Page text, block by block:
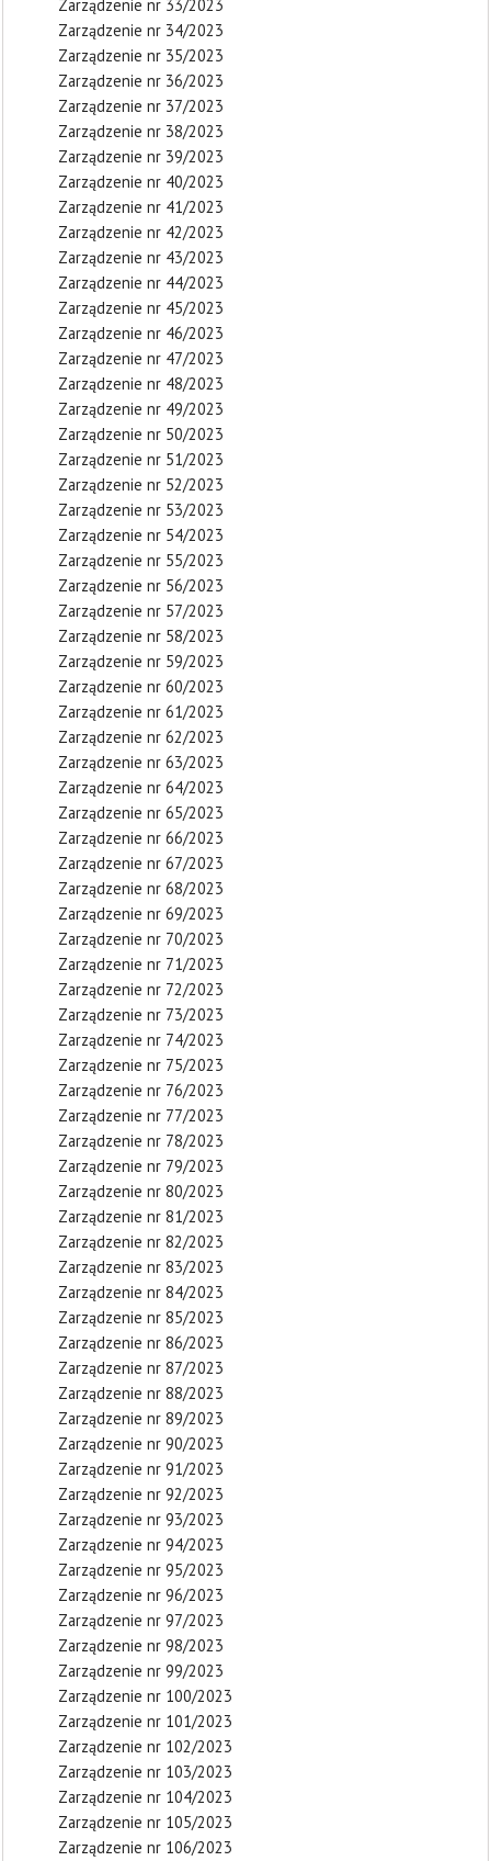
Zarządzenie nr 33/2023
Zarządzenie nr 34/2023
Zarządzenie nr 35/2023
Zarządzenie nr 36/2023
Zarządzenie nr 37/2023
Zarządzenie nr 38/2023
Zarządzenie nr 39/2023
Zarządzenie nr 40/2023
Zarządzenie nr 41/2023
Zarządzenie nr 42/2023
Zarządzenie nr 43/2023
Zarządzenie nr 44/2023
Zarządzenie nr 45/2023
Zarządzenie nr 46/2023
Zarządzenie nr 47/2023
Zarządzenie nr 48/2023
Zarządzenie nr 49/2023
Zarządzenie nr 50/2023
Zarządzenie nr 51/2023
Zarządzenie nr 52/2023
Zarządzenie nr 53/2023
Zarządzenie nr 54/2023
Zarządzenie nr 55/2023
Zarządzenie nr 56/2023
Zarządzenie nr 57/2023
Zarządzenie nr 58/2023
Zarządzenie nr 59/2023
Zarządzenie nr 60/2023
Zarządzenie nr 61/2023
Zarządzenie nr 62/2023
Zarządzenie nr 63/2023
Zarządzenie nr 64/2023
Zarządzenie nr 65/2023
Zarządzenie nr 66/2023
Zarządzenie nr 67/2023
Zarządzenie nr 68/2023
Zarządzenie nr 69/2023
Zarządzenie nr 70/2023
Zarządzenie nr 71/2023
Zarządzenie nr 72/2023
Zarządzenie nr 73/2023
Zarządzenie nr 74/2023
Zarządzenie nr 75/2023
Zarządzenie nr 76/2023
Zarządzenie nr 77/2023
Zarządzenie nr 78/2023
Zarządzenie nr 79/2023
Zarządzenie nr 80/2023
Zarządzenie nr 81/2023
Zarządzenie nr 82/2023
Zarządzenie nr 83/2023
Zarządzenie nr 84/2023
Zarządzenie nr 85/2023
Zarządzenie nr 86/2023
Zarządzenie nr 87/2023
Zarządzenie nr 88/2023
Zarządzenie nr 89/2023
Zarządzenie nr 90/2023
Zarządzenie nr 91/2023
Zarządzenie nr 92/2023
Zarządzenie nr 93/2023
Zarządzenie nr 94/2023
Zarządzenie nr 95/2023
Zarządzenie nr 96/2023
Zarządzenie nr 97/2023
Zarządzenie nr 98/2023
Zarządzenie nr 99/2023
Zarządzenie nr 100/2023
Zarządzenie nr 101/2023
Zarządzenie nr 102/2023
Zarządzenie nr 103/2023
Zarządzenie nr 104/2023
Zarządzenie nr 105/2023
Zarządzenie nr 106/2023